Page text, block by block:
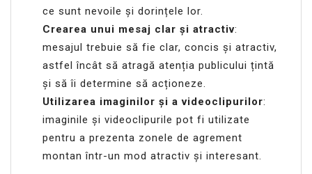
ce sunt nevoile și dorințele lor.
Crearea unui mesaj clar și atractiv:
mesajul trebuie să fie clar, concis și atractiv,
astfel încât să atragă atenția publicului țintă
și să îi determine să acționeze.
Utilizarea imaginilor și a videoclipurilor:
imaginile și videoclipurile pot fi utilizate
pentru a prezenta zonele de agrement
montan într-un mod atractiv și interesant.